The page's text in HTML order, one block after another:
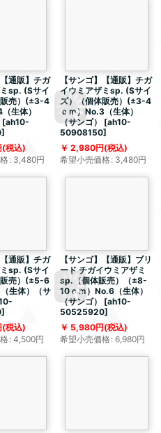
【通販】チガ
sp. (Sサイ
販売）(±3-4
生体）
[ah10-
]
(税込)
: 3,480円
【サンゴ】【通販】チガ
イウミアザミsp. (Sサイ
ズ）（個体販売）(±3-4
ｃｍ）No.3（生体）
（サンゴ）
[ah10-
50908150]
2,980円(税込)
希望小売価格: 3,480円
【通販】チガ
sp. (Sサイ
販売）(±5-6
生体）（サ
]
(税込)
: 4,500円
【サンゴ】【通販】ブリ
ード チガイウミアザミ
sp.（個体販売）（±8-
10ｃｍ）No.6（生体）
（サンゴ）
[ah10-
50525920]
5,980円(税込)
希望小売価格: 6,980円